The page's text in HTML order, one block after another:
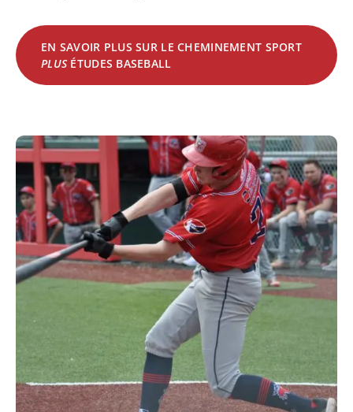
EN SAVOIR PLUS SUR LE CHEMINEMENT SPORT
PLUSÉTUDES BASEBALL